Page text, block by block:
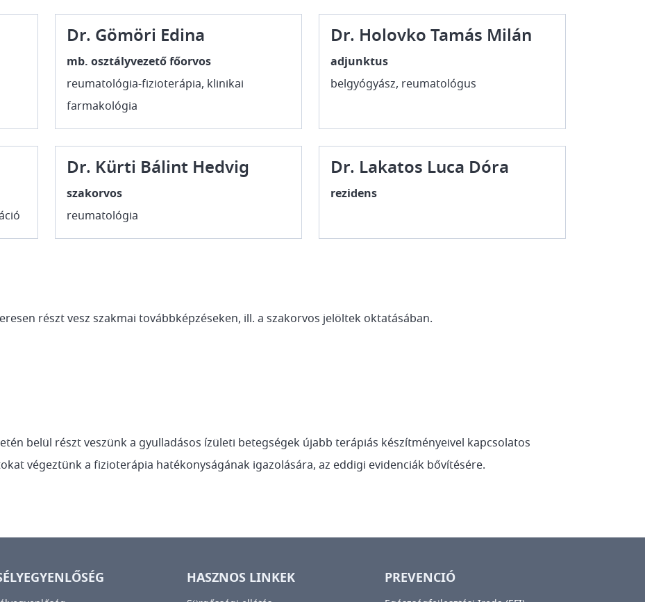
Dr. Gömöri Edina
mb. osztályvezető főorvos
reumatológia-fizioterápia, klinikai
farmakológia
Dr. Holovko Tamás Milán
adjunktus
belgyógyász, reumatológus
Dr. Kürti Bálint Hedvig
szakorvos
reumatológia
Dr. Lakatos Luca Dóra
rezidens
részt vesz szakmai továbbképzéseken, ill. a szakorvos jelöltek oktatásában.
belül részt veszünk a gyulladásos ízületi betegségek újabb terápiás készítményeivel kapcsolatos
végeztünk a fizioterápia hatékonyságának igazolására, az eddigi evidenciák bővítésére.
HASZNOS LINKEK PREVENCIÓ